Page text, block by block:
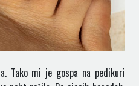
Tako mi je gospa na pedikuri